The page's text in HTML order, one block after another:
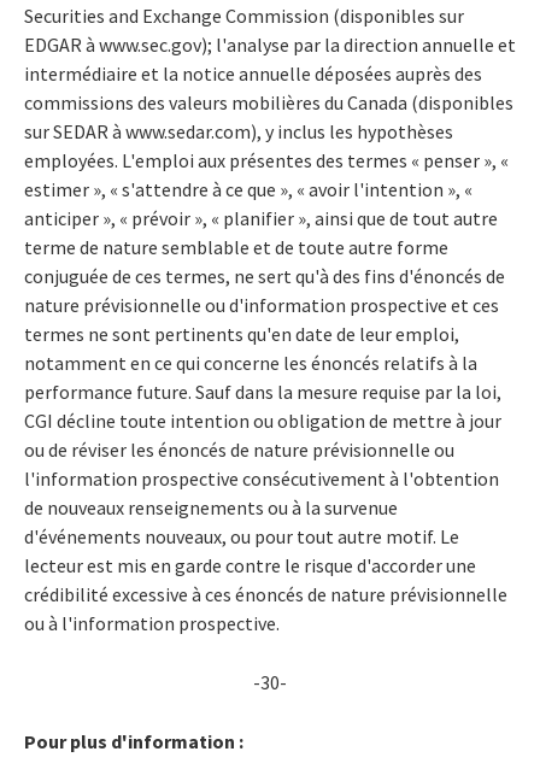
Securities and Exchange Commission (disponibles sur
EDGAR à www.sec.gov); l'analyse par la direction annuelle et
intermédiaire et la notice annuelle déposées auprès des
commissions des valeurs mobilières du Canada (disponibles
sur SEDAR à www.sedar.com), y inclus les hypothèses
employées. L'emploi aux présentes des termes « penser », «
estimer », « s'attendre à ce que », « avoir l'intention », «
anticiper », « prévoir », « planifier », ainsi que de tout autre
terme de nature semblable et de toute autre forme
conjuguée de ces termes, ne sert qu'à des fins d'énoncés de
nature prévisionnelle ou d'information prospective et ces
termes ne sont pertinents qu'en date de leur emploi,
notamment en ce qui concerne les énoncés relatifs à la
performance future. Sauf dans la mesure requise par la loi,
CGI décline toute intention ou obligation de mettre à jour
ou de réviser les énoncés de nature prévisionnelle ou
l'information prospective consécutivement à l'obtention
de nouveaux renseignements ou à la survenue
d'événements nouveaux, ou pour tout autre motif. Le
lecteur est mis en garde contre le risque d'accorder une
crédibilité excessive à ces énoncés de nature prévisionnelle
ou à l'information prospective.
-30-
Pour plus d'information :